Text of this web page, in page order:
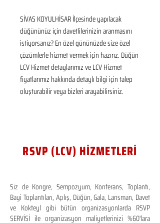
SİVAS KOYULHİSAR İlçesinde yapılacak
düğününüz için davetlilerinizin aranmasını
istiyorsanız? En özel gününüzde size özel
çözümlerle hizmet vermek için hazırız. Düğün
LCV Hizmet detaylarımız ve LCV Hizmet
fiyatlarımız hakkında detaylı bilgi için talep
oluşturabilir veya bizleri arayabilirsiniz.
RSVP (LCV) HİZMETLERİ
Siz de Kongre, Sempozyum, Konferans, Toplantı,
Bayi Toplantıları, Açılış, Düğün, Gala, Lansman, Davet
ve Kokteyl gibi bütün organizasyonlarda RSVP
SERVİSİ ile organizasyon maliyetlerinizi %60'lara